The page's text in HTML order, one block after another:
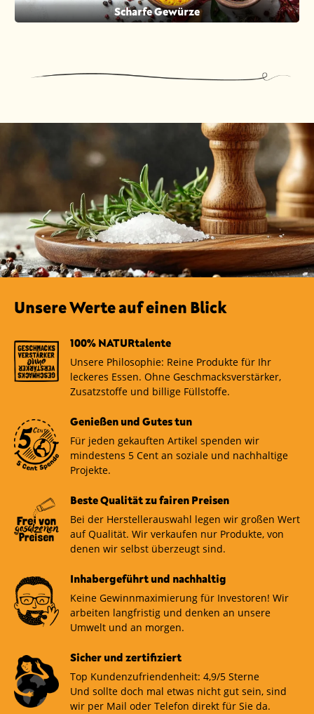
Scharfe Gewürze
Unsere Werte auf einen Blick
100% NATURtalente
Unsere Philosophie: Reine Produkte für Ihr
leckeres Essen. Ohne Geschmacksverstärker,
Zusatzstoffe und billige Füllstoffe.
Genießen und Gutes tun
Für jeden gekauften Artikel spenden wir
mindestens 5 Cent an soziale und nachhaltige
Projekte.
Beste Qualität zu fairen Preisen
Bei der Herstellerauswahl legen wir großen Wert
auf Qualität. Wir verkaufen nur Produkte, von
denen wir selbst überzeugt sind.
Inhabergeführt und nachhaltig
Keine Gewinnmaximierung für Investoren! Wir
arbeiten langfristig und denken an unsere
Umwelt und an morgen.
Sicher und zertifiziert
Top Kundenzufriendenheit: 4,9/5 Sterne
Und sollte doch mal etwas nicht gut sein, sind
wir per Mail oder Telefon direkt für Sie da.